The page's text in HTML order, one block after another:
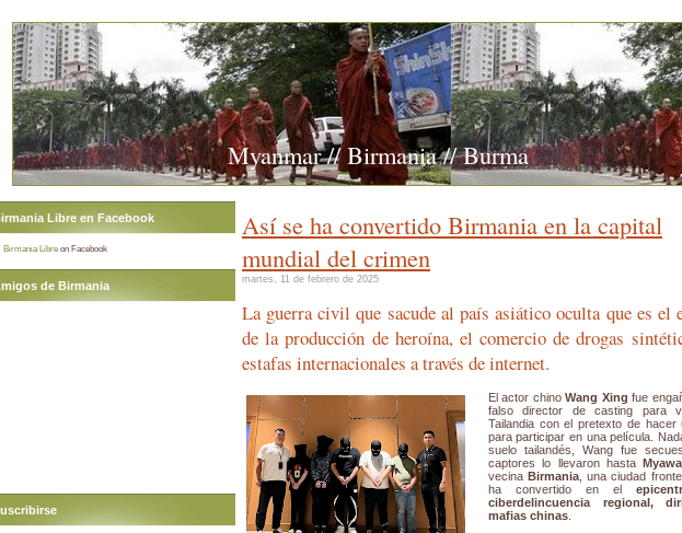
Myanmar // Birmania // Burma
Así se ha convertido Birmania en la capital
mundial del crimen
martes, 11 de febrero de 2025
La guerra civil que sacude al país asiático oculta que es el
de la producción de heroína, el comercio de drogas
estafas internacionales a través de internet.
El actor chinoWang Xing fue
falso director de casting para
Tailandia con el pretexto de hacer
para participar en una película.
suelo tailandés, Wang fue
captores lo llevaron hasta
vecina Birmania , una ciudad
ha convertido en el
ciberdelincuencia regional,
mafias chinas.
Libre en Facebook
Birmania Libre on Facebook
de Birmania